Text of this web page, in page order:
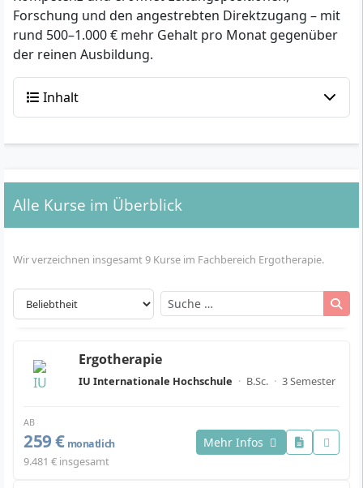
Forschung und den angestrebten Direktzugang – mit
rund 500–1.000 € mehr Gehalt pro Monat gegenüber
der reinen Ausbildung.
Inhalt
Alle Kurse im Überblick
Wir verzeichnen insgesamt 9 Kurse im Fachbereich Ergotherapie.
Ergotherapie
IU Internationale Hochschule · B.Sc. · 3 Semester
AB
259 € monatlich
9.481 € insgesamt
Mehr Infos